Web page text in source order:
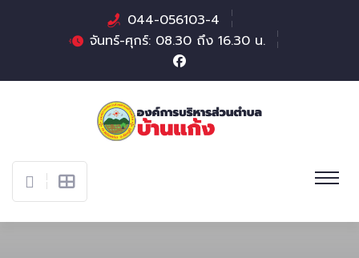
044-056103-4
จันทร์-ศุกร์: 08.30 ถึง 16.30 น.